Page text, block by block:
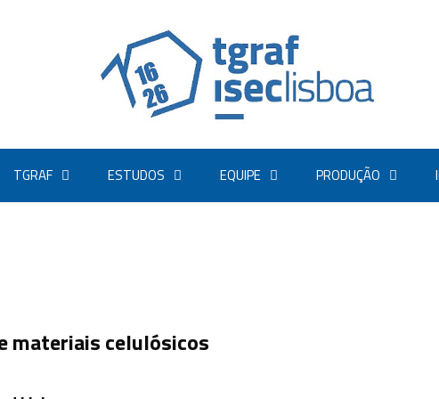
TGRAF ESTUDOS EQUIPE PRODUÇÃO
materiais celulósicos